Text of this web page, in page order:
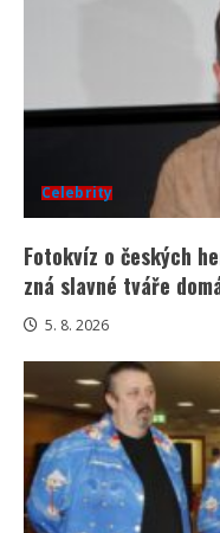
Celebrity
Fotokvíz o českých
zná slavné tváře
5. 8. 2026